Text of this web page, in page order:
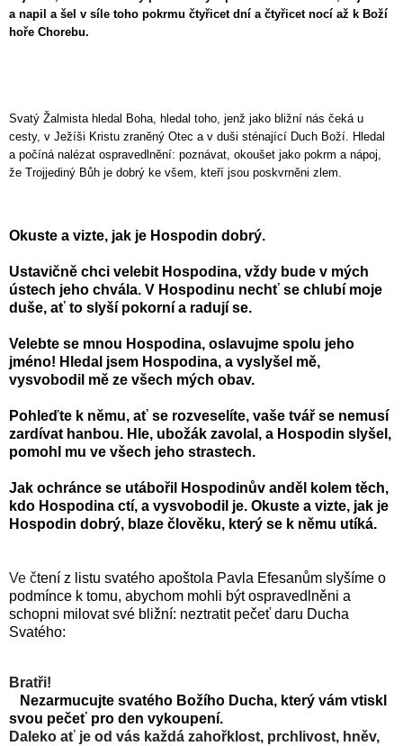
a napil a šel v síle toho pokrmu čtyřicet dní a čtyřicet nocí až k Boží
hoře Chorebu.
Svatý Žalmista hledal Boha, hledal toho, jenž jako bližní nás čeká u
cesty, v Ježíši Kristu zraněný Otec a v duši sténající Duch Boží. Hledal
a počíná nalézat ospravedlnění: poznávat, okoušet jako pokrm a nápoj,
že Trojjediný Bůh je dobrý ke všem, kteří jsou poskvrněni zlem.
Okuste a vizte, jak je Hospodin dobrý.
Ustavičně chci velebit Hospodina, vždy bude v mých
ústech jeho chvála. V Hospodinu nechť se chlubí moje
duše, ať to slyší pokorní a radují se.
Velebte se mnou Hospodina, oslavujme spolu jeho
jméno! Hledal jsem Hospodina, a vyslyšel mě,
vysvobodil mě ze všech mých obav.
Pohleďte k němu, ať se rozveselíte, vaše tvář se nemusí
zardívat hanbou. Hle, ubožák zavolal, a Hospodin slyšel,
pomohl mu ve všech jeho strastech.
Jak ochránce se utábořil Hospodinův anděl kolem těch,
kdo Hospodina ctí, a vysvobodil je. Okuste a vizte, jak je
Hospodin dobrý, blaze člověku, který se k němu utíká.
Ve čtení z listu svatého apoštola Pavla Efesanům slyšíme o
podmínce k tomu, abychom mohli být ospravedlněni a
schopni milovat své bližní: neztratit pečeť daru Ducha
Svatého:
Bratři!
Nezarmucujte svatého Božího Ducha, který vám vtiskl
svou pečeť pro den vykoupení.
Daleko ať je od vás každá zahořklost, prchlivost, hněv,